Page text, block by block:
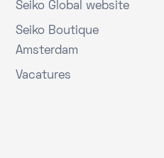
Seiko Global website
Seiko Boutique
Amsterdam
Vacatures